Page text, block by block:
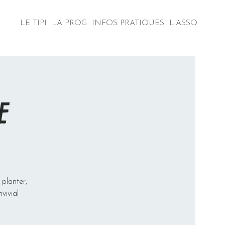
planter,
LE TIPI LA PROG INFOS PRATIQUES L'ASSO